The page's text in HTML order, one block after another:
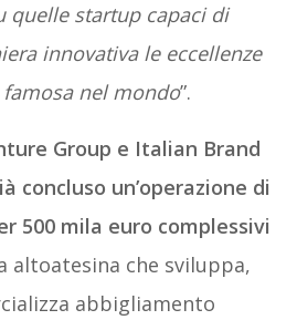
quelle startup capaci di
innovativa le eccellenze
famosa nel mondo”.
Group e Italian Brand
concluso un’operazione di
500 mila euro complessivi
altoatesina che sviluppa,
abbigliamento